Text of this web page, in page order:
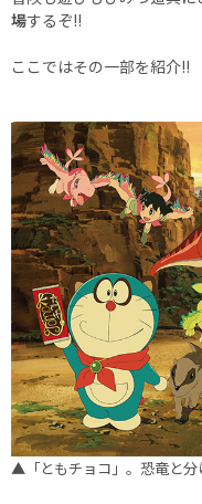
場するぞ!!
ここではその一部を紹介!!
▲「ともチョコ」。恐竜と分